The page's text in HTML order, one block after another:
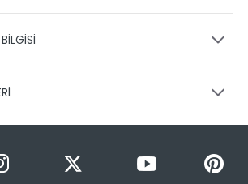
anlaşmalı olduğumuz PTT,
kargoya teslim edilir.
nasıl yapabilirim?
Taksit Miktarı
Taksitli Tutar
Toplam